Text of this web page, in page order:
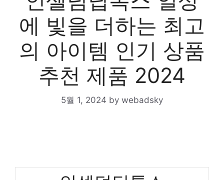
에 빛을 더하는 최고
의 아이템 인기 상품
추천 제품 2024
5월 1, 2024 by webadsky